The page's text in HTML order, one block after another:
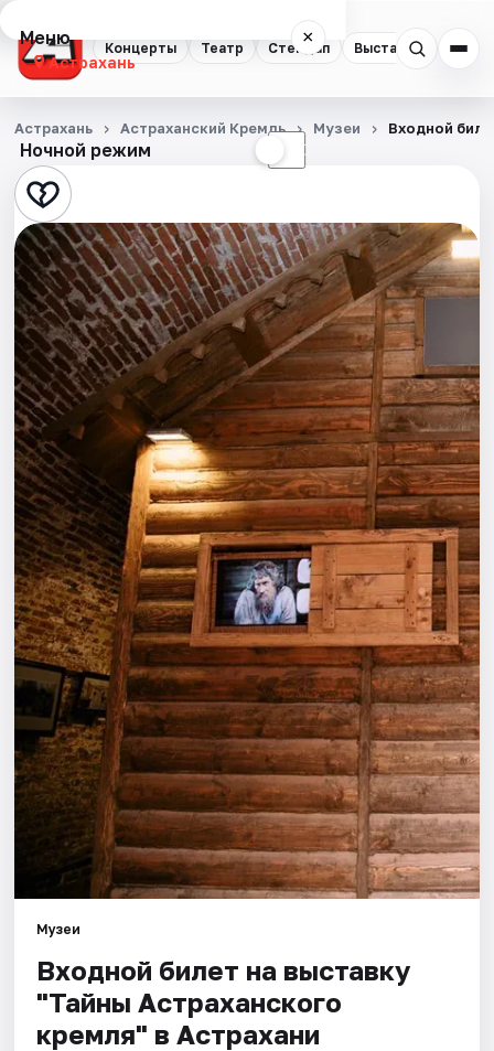
Концерты Театр Стендап Выставки
Меню ×
Астрахань
Концерты
Театр
Стендап
Выставки
Квесты
Экскурсии
Спорт
События
Города
Площадки
Артисты
Рейтинги
Ночной режим ☾
Астрахань Астраханский Кремль Музеи Входной
Музеи
Входной билет на выставку
"Тайны Астраханского
кремля" в Астрахани